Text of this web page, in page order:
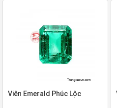
Viên Emerald Phúc Lộc